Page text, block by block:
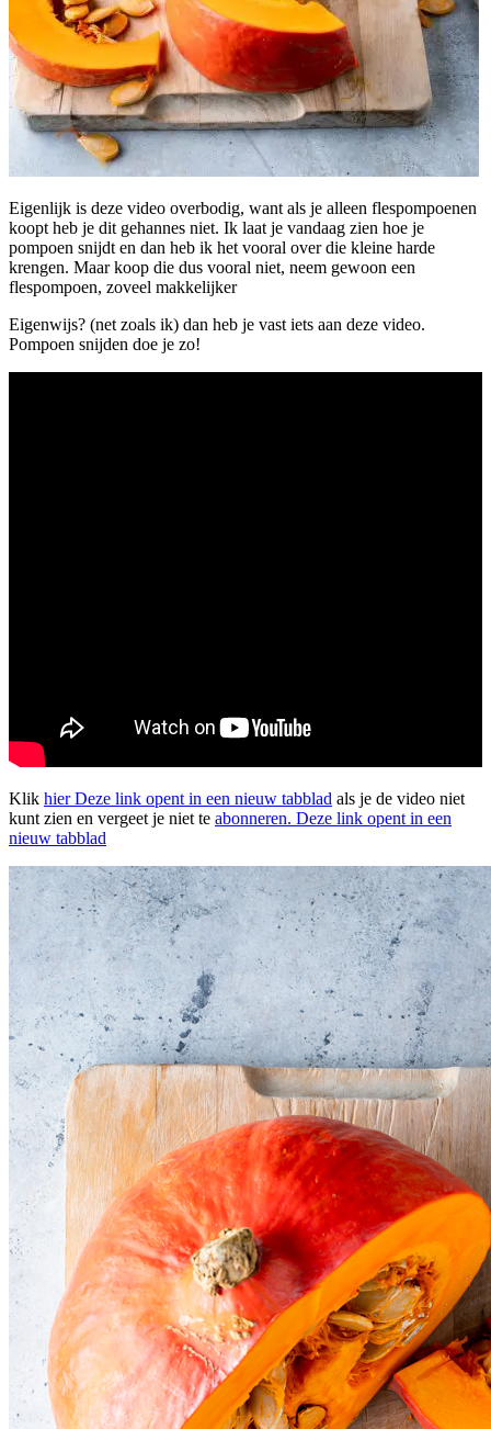
Eigenlijk is deze video overbodig, want als je alleen flespompoenen
koopt heb je dit gehannes niet. Ik laat je vandaag zien hoe je
pompoen snijdt en dan heb ik het vooral over die kleine harde
krengen. Maar koop die dus vooral niet, neem gewoon een
flespompoen, zoveel makkelijker
Eigenwijs? (net zoals ik) dan heb je vast iets aan deze video.
Pompoen snijden doe je zo!
Klik hierDeze link opent in een nieuw tabblad als je de video niet
kunt zien en vergeet je niet te abonneren. Deze link opent in een
nieuw tabblad